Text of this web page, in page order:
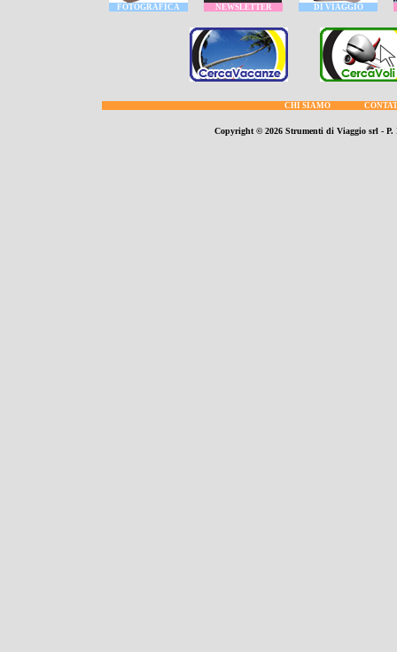
FOTOGRAFICA NEWSLETTER DI VIAGGIO
CHI SIAMO
Copyright ©2026 Strumenti di Viaggio srl - P.